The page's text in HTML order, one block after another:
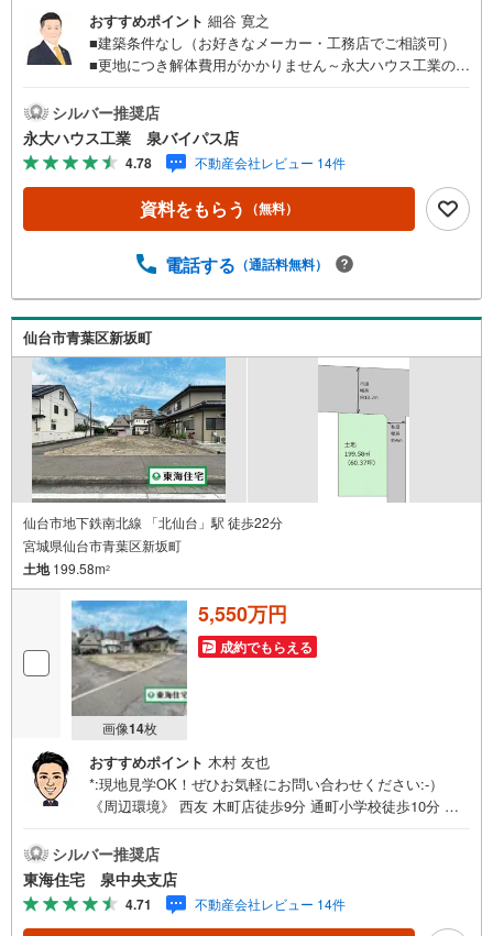
おすすめポイント 細谷 寛之
■建築条件なし（お好きなメーカー・工務店でご相談可）
■更地につき解体費用がかかりません～永大ハウス工業の強
では当社の強みを大きく2つに分けてご紹介！1.＜豊富な不
動産知識＞戸建・マンション・土地...と種別を問わず不動
産を取り扱っております。更に教育施設や商業施設、子育
て環境や行政などの地域情報を総合し、お客様により良い
物件選びをして頂けるよう、しっかりとサポートさせて頂
きます。2.＜経験豊富なスタッフ＞当社では【購入】【売
ご質問はもちろん、ご購入時に気になる住宅ローン各種税
はキッズスペースも完備！お子様連れのご家族様で是非お
越しください。営業時間:10:00～18:00（定休日火・水曜日
※店舗により変動あり）現地のご案内も可能ですので、どう
ぞお気軽にお問い合わせください！
シルバー推奨店
永大ハウス工業 泉バイパス店
4.78 不動産会社レビュー 14件
資料をもらう （無料）
電話する （通話料無料）
仙台市青葉区新坂町
仙台市地下鉄南北線 「北仙台」駅 徒歩22分
宮城県仙台市青葉区新坂町
土地199.58m2
画像14枚
5,550万円
成約でもらえる
おすすめポイント 木村 友也
*:現地見学OK！ぜひお気軽にお問い合わせください:-）
《周辺環境》 西友 木町店徒歩9分 通町小学校徒歩10分 三
予約・ご案内について》お仕事終わりや、ご出勤前などの
早朝・夜間の営業時間外でもお客様のご要望に合わせて、
ご対応させて頂きます！《ご相談・ご案内の目安》住宅ロ
ーン相談のみ 約30分ご希望の条件などのお打合せ 約1時
シルバー推奨店
東海住宅 泉中央支店
4.71 不動産会社レビュー 14件